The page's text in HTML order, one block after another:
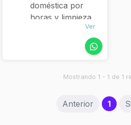
doméstica por
horas y limpieza
completada
comunidades y
Ver
Mostrando 1 - 1 de 1
Anterior 1